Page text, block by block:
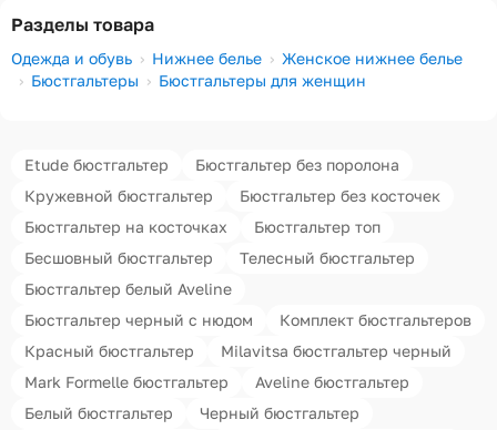
Разделы товара
Одежда и обувь Нижнее белье
Женское нижнее белье
Бюстгальтеры
Бюстгальтеры для женщин
Etude бюстгальтер
Бюстгальтер без поролона
Кружевной бюстгальтер
Бюстгальтер без косточек
Бюстгальтер на косточках
Бюстгальтер топ
Бесшовный бюстгальтер
Телесный бюстгальтер
Бюстгальтер белый Aveline
Бюстгальтер черный с нюдом
Комплект бюстгальтеров
Красный бюстгальтер
Milavitsa бюстгальтер черный
Mark Formelle бюстгальтер
Aveline бюстгальтер
Белый бюстгальтер
Черный бюстгальтер